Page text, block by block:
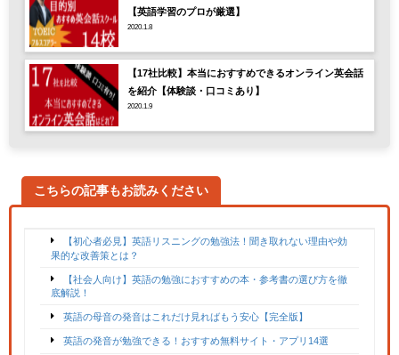
【英語学習のプロが厳選】
2020.1.8
【17社比較】本当におすすめできるオンライン英会話
を紹介【体験談・口コミあり】
2020.1.9
こちらの記事もお読みください
【初心者必見】英語リスニングの勉強法！聞き取れない理由や効
果的な改善策とは？
【社会人向け】英語の勉強におすすめの本・参考書の選び方を徹
底解説！
英語の母音の発音はこれだけ見ればもう安心【完全版】
英語の発音が勉強できる！おすすめ無料サイト・アプリ 14選